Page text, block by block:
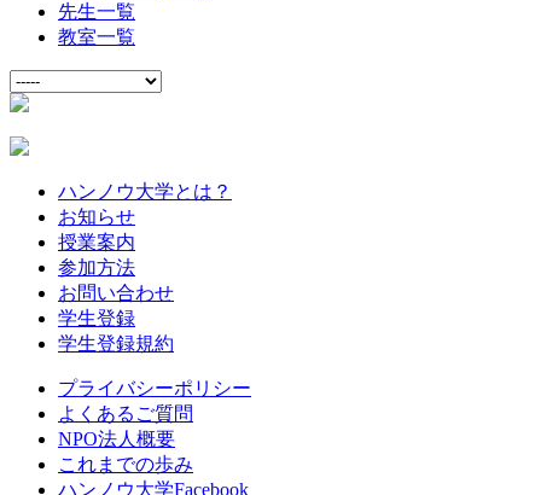
先生一覧
教室一覧
ハンノウ大学とは？
お知らせ
授業案内
参加方法
お問い合わせ
学生登録
学生登録規約
プライバシーポリシー
よくあるご質問
NPO法人概要
これまでの歩み
ハンノウ大学Facebook